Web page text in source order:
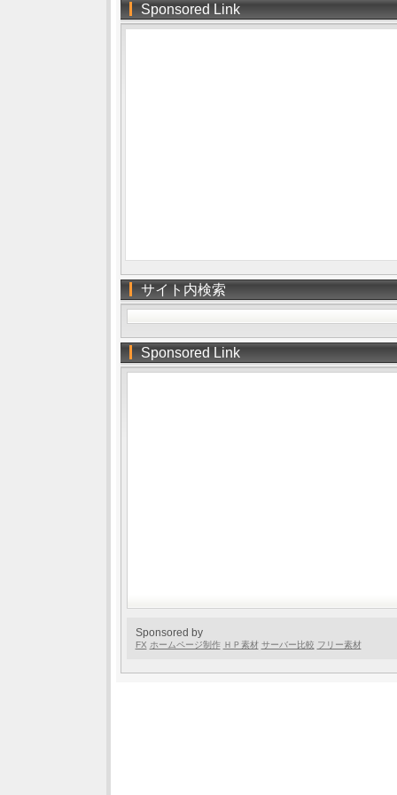
Sponsored Link
サイト内検索
Sponsored Link
Sponsored by
FX ホームページ制作 ＨＰ素材 サーバー比較 フリー素材